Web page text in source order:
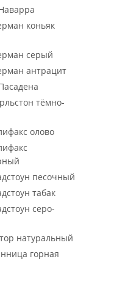
коньяк
серый
антрацит
тёмно-
олово
песочный
табак
серо-
натуральный
горная